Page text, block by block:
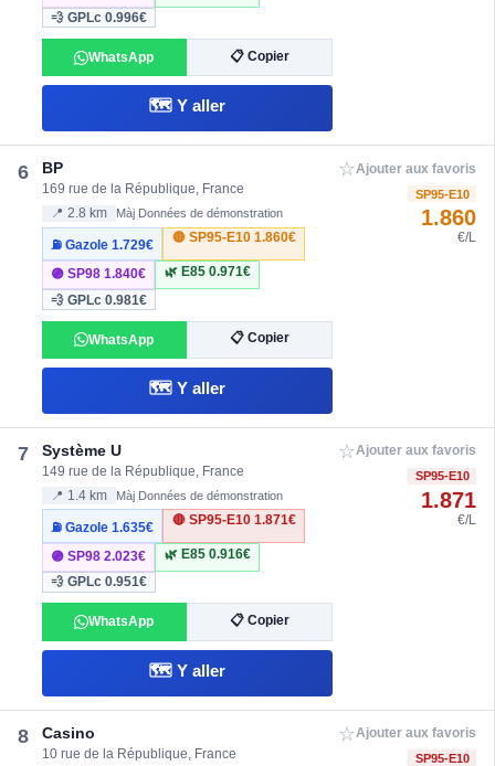
💨 GPLc0.996€
WhatsApp 📋 Copier
🗺️ Y aller
6 BP
169 rue de la République, France
📍 2.8 km Màj Données de démonstration
⛽ Gazole1.729€
🔴 SP95-E10 1.860€
🟣 SP981.840€ 🌿 E85 0.971€
💨 GPLc0.981€
WhatsApp 📋 Copier
🗺️ Y aller
☆Ajouter aux favoris
SP95-E10
1.860
€/L
7 Système U
149 rue de la République, France
📍 1.4 km Màj Données de démonstration
⛽ Gazole1.635€
🔴 SP95-E10 1.871€
🟣 SP982.023€ 🌿 E85 0.916€
💨 GPLc0.951€
WhatsApp 📋 Copier
🗺️ Y aller
☆Ajouter aux favoris
SP95-E10
1.871
€/L
8 Casino
10 rue de la République, France
☆Ajouter aux favoris
SP95-E10